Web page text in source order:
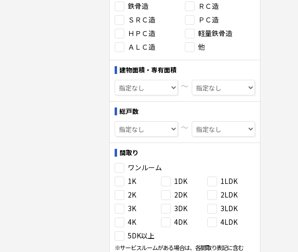
鉄骨造
ＲＣ造
ＳＲＣ造
ＰＣ造
ＨＰＣ造
軽量鉄骨造
ＡＬＣ造
他
建物面積・専有面積
〜
総戸数
〜
間取り
ワンルーム
1K
1DK
1LDK
2K
2DK
2LDK
3K
3DK
3LDK
4K
4DK
4LDK
5DK以上
※サービスルームがある場合は、各間取り表記に含む